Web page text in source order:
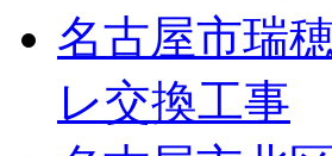
名古屋市瑞
レ交換工事